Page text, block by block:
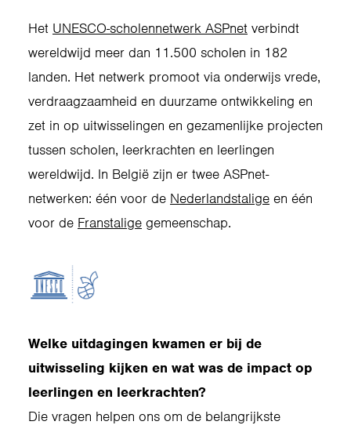
Het UNESCO-scholennetwerk ASPnet verbindt
wereldwijd meer dan 11.500 scholen in 182
landen. Het netwerk promoot via onderwijs vrede,
verdraagzaamheid en duurzame ontwikkeling en
zet in op uitwisselingen en gezamenlijke projecten
tussen scholen, leerkrachten en leerlingen
wereldwijd. In België zijn er twee ASPnet-
netwerken: één voor de Nederlandstalige en één
voor de Franstalige gemeenschap.
Welke uitdagingen kwamen er bij de
uitwisseling kijken en wat was de impact op
leerlingen en leerkrachten?
Die vragen helpen ons om de belangrijkste